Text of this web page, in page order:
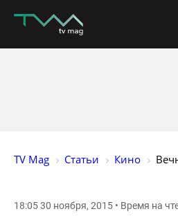
TV Mag Статьи Кино
18:05 30 ноября, 2015 • Время на